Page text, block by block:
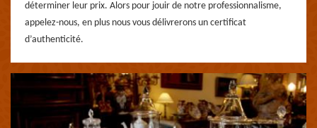
déterminer leur prix. Alors pour jouir de notre professionnalisme,
appelez-nous, en plus nous vous délivrerons un certificat
d’authenticité.